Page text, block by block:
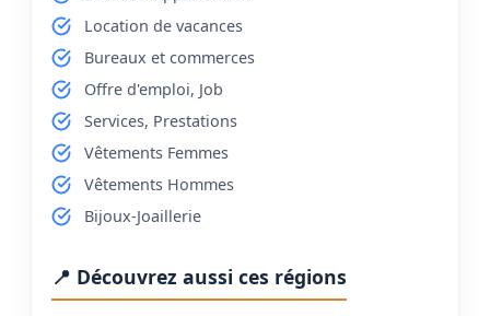
Location de vacances
Bureaux et commerces
Offre d'emploi, Job
Services, Prestations
Vêtements Femmes
Vêtements Hommes
Bijoux-Joaillerie
📍 Découvrez aussi ces régions